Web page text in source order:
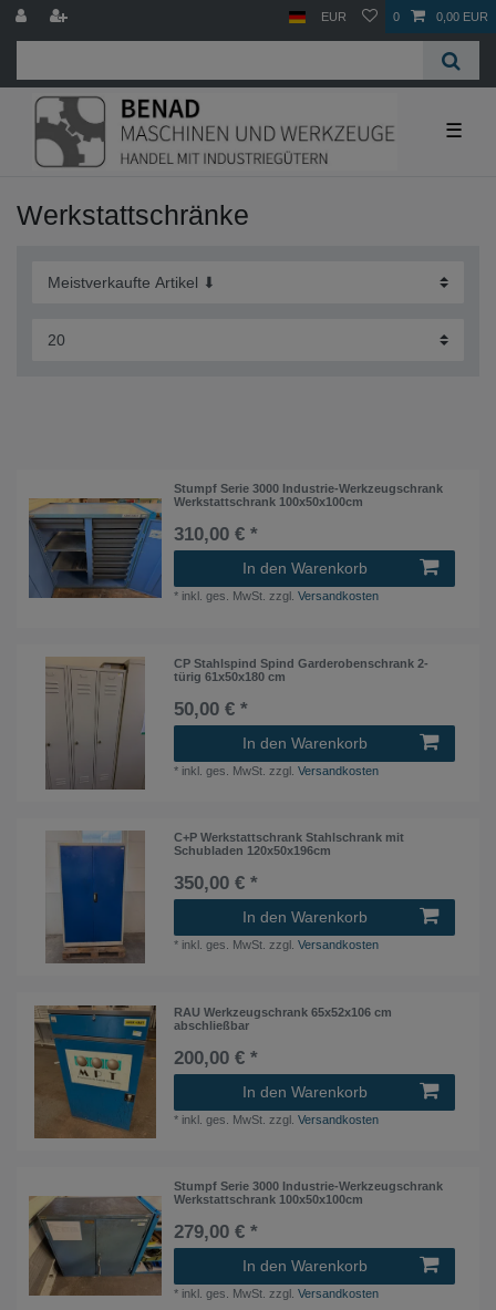
EUR 0 0,00 EUR
☰
Werkstattschränke
Stumpf Serie 3000 Industrie-Werkzeugschrank
Werkstattschrank 100x50x100cm
310,00 € *
In den Warenkorb
* inkl. ges. MwSt. zzgl.Versandkosten
CP Stahlspind Spind Garderobenschrank 2-
türig 61x50x180 cm
50,00 € *
In den Warenkorb
* inkl. ges. MwSt. zzgl.Versandkosten
C+P Werkstattschrank Stahlschrank mit
Schubladen 120x50x196cm
350,00 € *
In den Warenkorb
* inkl. ges. MwSt. zzgl.Versandkosten
RAU Werkzeugschrank 65x52x106 cm
abschließbar
200,00 € *
In den Warenkorb
* inkl. ges. MwSt. zzgl.Versandkosten
Stumpf Serie 3000 Industrie-Werkzeugschrank
Werkstattschrank 100x50x100cm
279,00 € *
In den Warenkorb
* inkl. ges. MwSt. zzgl.Versandkosten